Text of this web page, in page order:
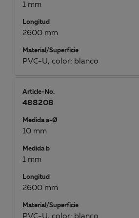
1 mm
Longitud
2600 mm
Material/Superficie
PVC-U, color: blanco
Article-No.
488208
Medida a-Ø
10 mm
Medida b
1 mm
Longitud
2600 mm
Material/Superficie
PVC-U, color: blanco